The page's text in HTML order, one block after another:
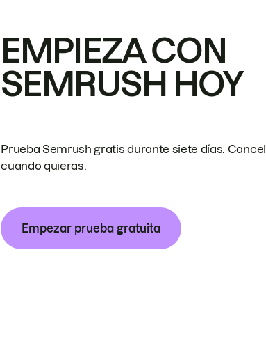
EMPIEZA CON
SEMRUSH HOY
Prueba Semrush gratis durante siete días.
cuando quieras.
Empezar prueba gratuita